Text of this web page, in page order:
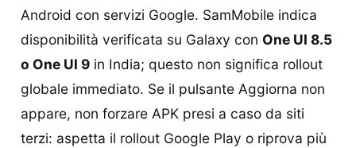
Android con servizi Google. SamMobile indica
disponibilità verificata su Galaxy con One UI 8.5
o One UI 9 in India; questo non significa rollout
globale immediato. Se il pulsante Aggiorna non
appare, non forzare APK presi a caso da siti
terzi: aspetta il rollout Google Play o riprova più